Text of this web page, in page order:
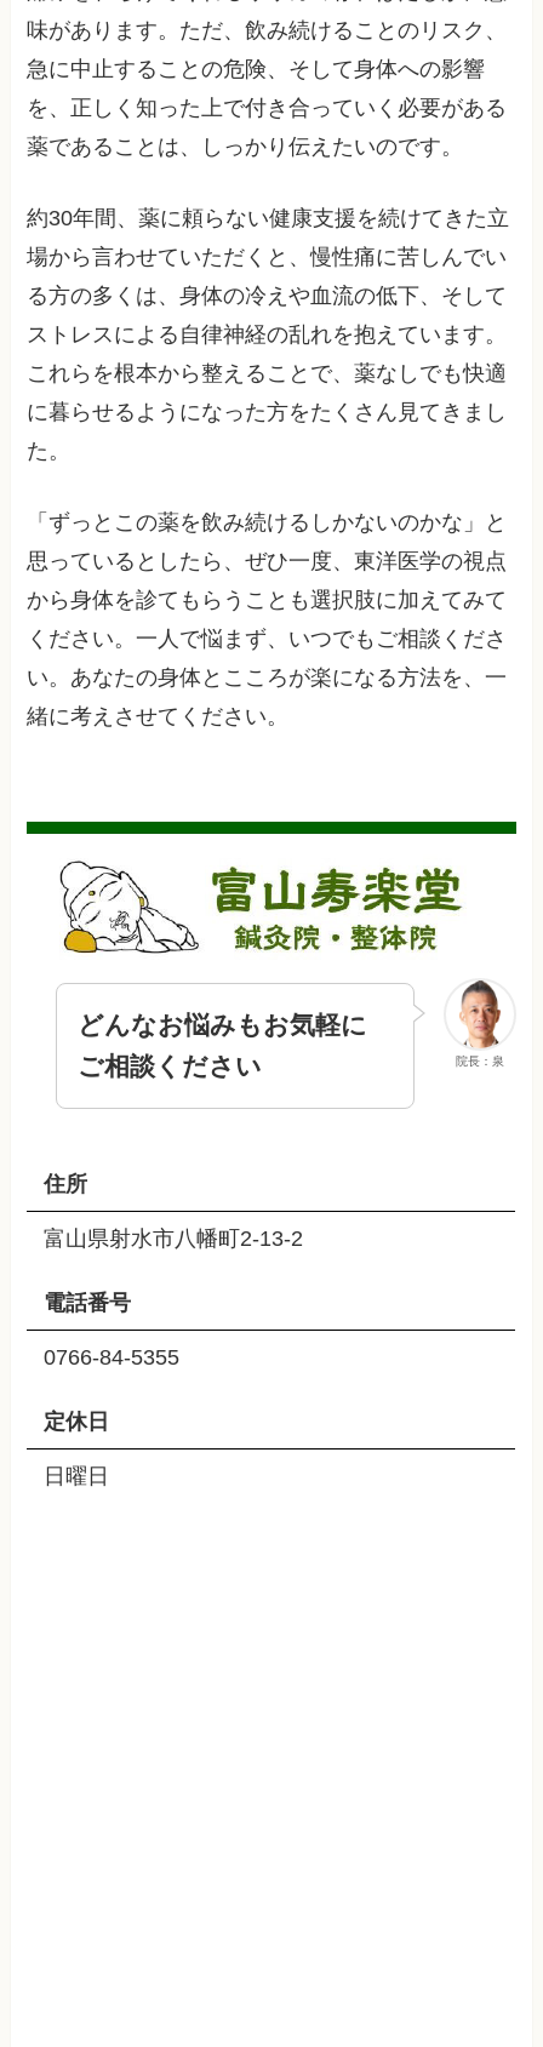
味があります。ただ、飲み続けることのリスク、
急に中止することの危険、そして身体への影響
を、正しく知った上で付き合っていく必要がある
薬であることは、しっかり伝えたいのです。
約30年間、薬に頼らない健康支援を続けてきた立
場から言わせていただくと、慢性痛に苦しんでい
る方の多くは、身体の冷えや血流の低下、そして
ストレスによる自律神経の乱れを抱えています。
これらを根本から整えることで、薬なしでも快適
に暮らせるようになった方をたくさん見てきまし
た。
「ずっとこの薬を飲み続けるしかないのかな」と
思っているとしたら、ぜひ一度、東洋医学の視点
から身体を診てもらうことも選択肢に加えてみて
ください。一人で悩まず、いつでもご相談くださ
い。あなたの身体とこころが楽になる方法を、一
緒に考えさせてください。
院長：泉
どんなお悩みもお気軽に
ご相談ください
住所
富山県射水市八幡町2-13-2
電話番号
0766-84-5355
定休日
日曜日